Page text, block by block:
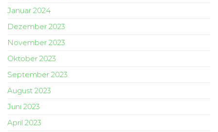
Januar 2024
Dezember 2023
November 2023
Oktober 2023
September 2023
August 2023
Juni 2023
April 2023